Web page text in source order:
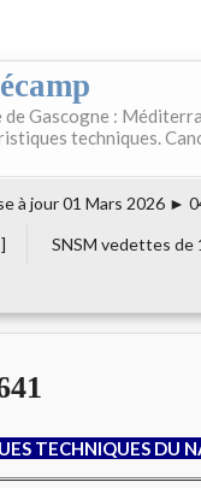
Gascogne :
techniques.
à jour 01 Mars 2026 ►
SNSM vedettes de
TECHNIQUES DU